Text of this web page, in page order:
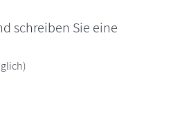
schreiben Sie eine